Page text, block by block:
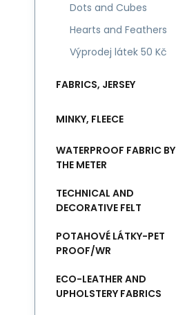
Dots and Cubes
Hearts and Feathers
Výprodej látek 50 Kč
FABRICS, JERSEY
MINKY, FLEECE
WATERPROOF FABRIC BY
THE METER
TECHNICAL AND
DECORATIVE FELT
POTAHOVÉ LÁTKY-PET
PROOF/WR
ECO-LEATHER AND
UPHOLSTERY FABRICS